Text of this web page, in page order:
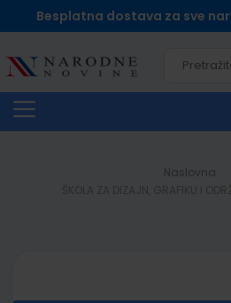
Besplatna dostava za sve
Naslovna